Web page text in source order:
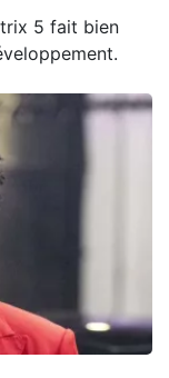
5 fait bien